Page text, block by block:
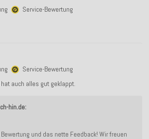
Service-Bewertung
Service-Bewertung
auch alles gut geklappt.
hin.de:
und das nette Feedback! Wir freuen